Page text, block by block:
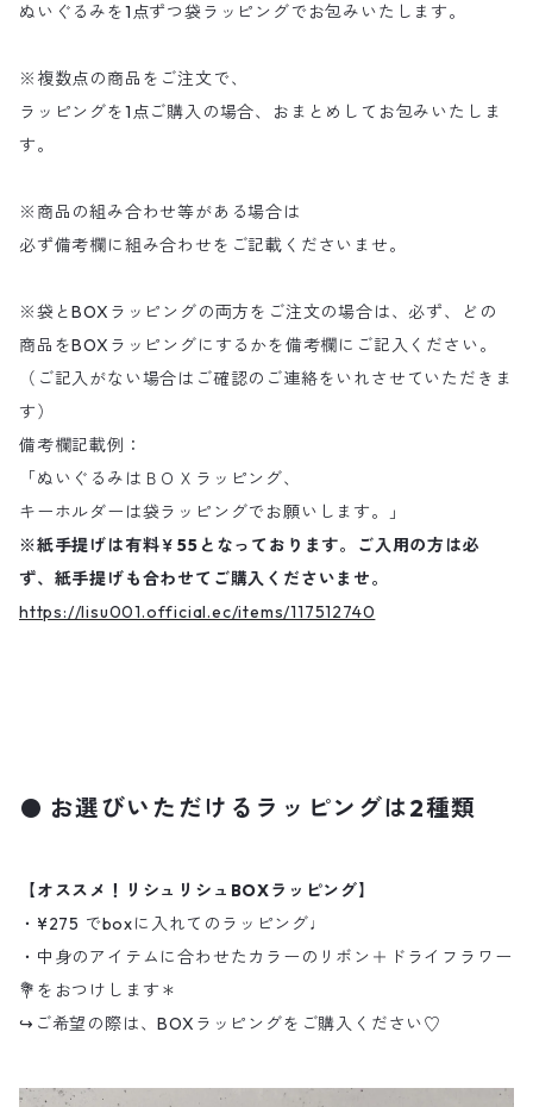
ぬいぐるみを1点ずつ袋ラッピングでお包みいたします。
※複数点の商品をご注文で、
ラッピングを1点ご購入の場合、おまとめしてお包みいたしま
す。
※商品の組み合わせ等がある場合は
必ず備考欄に組み合わせをご記載くださいませ。
※袋とBOXラッピングの両方をご注文の場合は、必ず、どの
商品をBOXラッピングにするかを備考欄にご記入ください。
（ご記入がない場合はご確認のご連絡をいれさせていただきま
す）
備考欄記載例：
「ぬいぐるみはＢＯＸラッピング、
キーホルダーは袋ラッピングでお願いします。」
※紙手提げは有料￥55となっております。ご入用の方は必
ず、紙手提げも合わせてご購入くださいませ。
https://lisu001.official.ec/items/117512740
お選びいただけるラッピングは2種類
【オススメ！リシュリシュBOXラッピング】
・¥275 でboxに入れてのラッピング♩
・中身のアイテムに合わせたカラーのリボン＋ドライフラワー
💐をおつけします＊
↪︎ご希望の際は、BOXラッピングをご購入ください♡